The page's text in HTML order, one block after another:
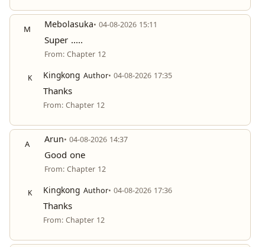
M Mebolasuka• 04-08-2026 15:11
Super .....
From: Chapter 12
K Kingkong Author• 04-08-2026 17:35
Thanks
From: Chapter 12
A Arun• 04-08-2026 14:37
Good one
From: Chapter 12
K Kingkong Author• 04-08-2026 17:36
Thanks
From: Chapter 12